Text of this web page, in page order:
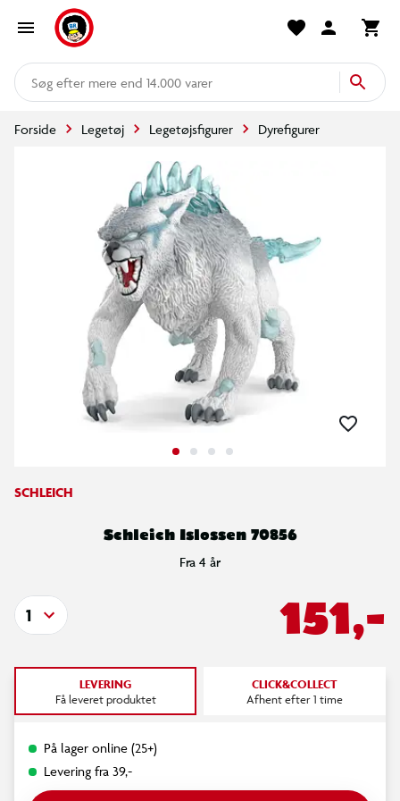
mere end 14.000 varer
Forside Legetøj Legetøjsfigurer Dyrefigurer
SCHLEICH
Schleich Islossen 70856
Fra 4 år
151,-
1
LEVERING
Få leveret produktet
CLICK&COLLECT
Afhent efter 1 time
På lager online (25+)
Levering fra 39,-